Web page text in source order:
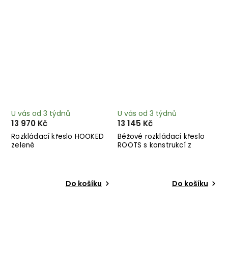
Rozkládací křeslo HOOKED
zelené
U vás od 3 týdnů
13 970 Kč
Do košíku
Béžové rozkládací křeslo
ROOTS s konstrukcí z
U vás od 3 týdnů
13 145 Kč
Do košíku